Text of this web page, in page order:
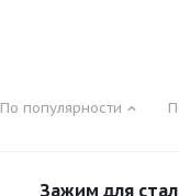
По популярности
Зажим для